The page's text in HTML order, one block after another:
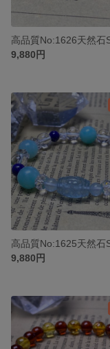
9,880円
9,880円